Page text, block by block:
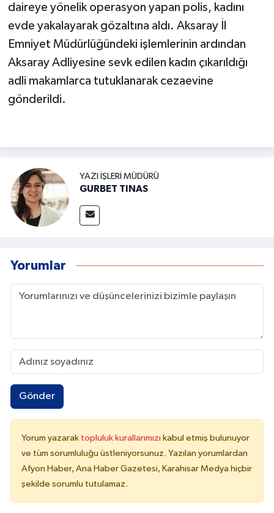
daireye yönelik operasyon yapan polis, kadını
evde yakalayarak gözaltına aldı. Aksaray İl
Emniyet Müdürlüğündeki işlemlerinin ardından
Aksaray Adliyesine sevk edilen kadın çıkarıldığı
adli makamlarca tutuklanarak cezaevine
gönderildi.
YAZI İŞLERI MÜDÜRÜ
GURBET TINAS
Yorumlar
Gönder
Yorum yazarak topluluk kurallarımızı kabul etmiş bulunuyor
ve tüm sorumluluğu üstleniyorsunuz. Yazılan yorumlardan
Afyon Haber, Ana Haber Gazetesi, Karahisar Medya hiçbir
şekilde sorumlu tutulamaz.